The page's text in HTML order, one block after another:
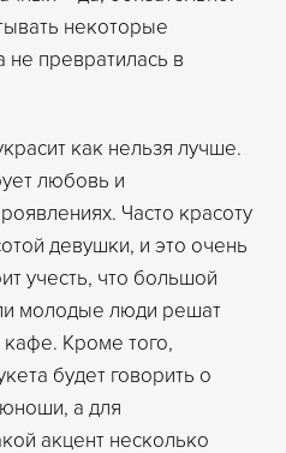
некоторые
превратилась в
как нельзя лучше.
любовь и
Часто красоту
девушки, и это очень
учесть, что большой
молодые люди решат
кафе. Кроме того,
будет говорить о
а для
акцент несколько